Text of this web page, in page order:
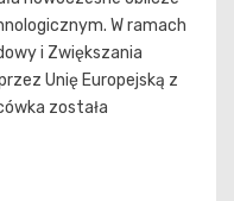
W ramach
i Zwiększania
Unię Europejską z
została